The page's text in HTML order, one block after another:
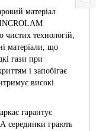
матеріал
чистих технологій,
матеріали, що
гази при
і запобігає
високі
гарантує
А серединки грають